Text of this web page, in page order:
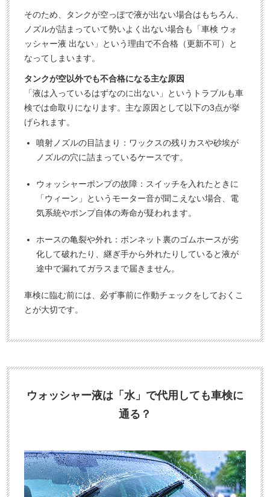
そのため、タンクが空っぽで液が出ない場合はもちろん、
ノズルが詰まっていて勢いよく出ない場合も「車検 ウォ
ッシャー液 出ない」という理由で不合格（更新不可）と
なってしまいます。
タンクが空以外でも不合格になる主な原因
「液は入っているはずなのに出ない」というトラブルも車
検では命取りになります。主な原因として以下の3点が挙
げられます。
噴射ノズルの目詰まり：ワックスの残りカスや砂埃が
ノズルの穴に詰まっているケースです。
ウォッシャーポンプの故障：スイッチを入れたときに
「ウィーン」というモーター音が聞こえない場合、電
気系統やポンプ自体の寿命が疑われます。
ホースの亀裂や外れ：ボンネット裏のゴムホースが劣
化して破れたり、継ぎ手から外れたりしていると液が
途中で漏れてガラスまで届きません。
車検に臨む前には、必ず事前に作動チェックをしておくこ
とが大切です。
ウォッシャー液は「水」で代用しても車検に
通る？